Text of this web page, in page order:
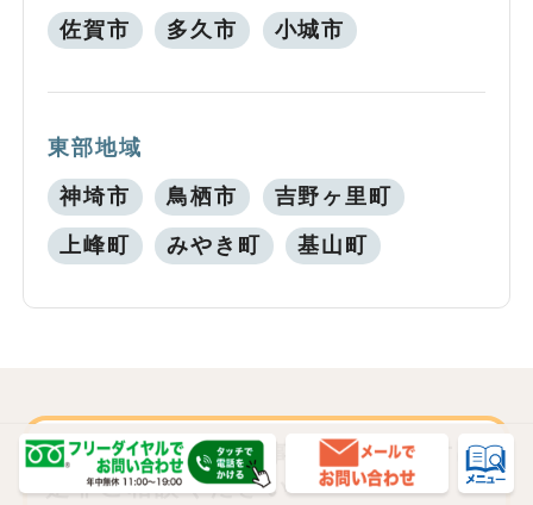
佐賀市 多久市 小城市
東部地域
神埼市 鳥栖市 吉野ヶ里町
上峰町 みやき町 基山町
古本や古書を売る事でお悩みの方は
是非ご相談ください